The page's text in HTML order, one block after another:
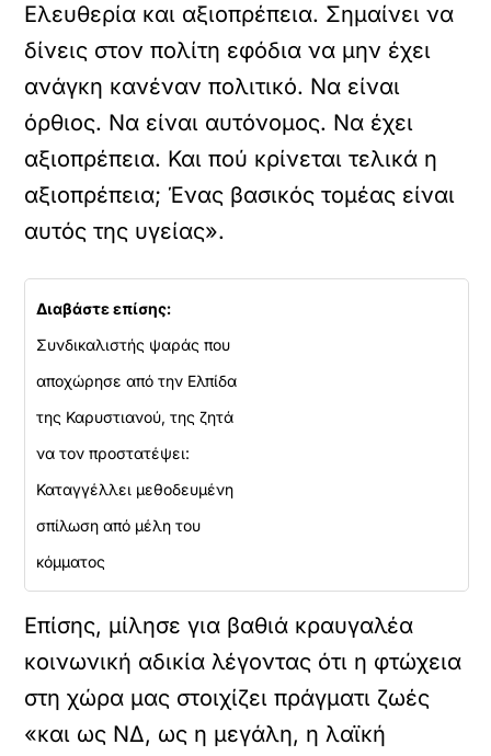
Ελευθερία και αξιοπρέπεια. Σημαίνει να
δίνεις στον πολίτη εφόδια να μην έχει
ανάγκη κανέναν πολιτικό. Να είναι
όρθιος. Να είναι αυτόνομος. Να έχει
αξιοπρέπεια. Και πού κρίνεται τελικά η
αξιοπρέπεια; Ένας βασικός τομέας είναι
αυτός της υγείας».
Διαβάστε επίσης:
Συνδικαλιστής ψαράς που
αποχώρησε από την Ελπίδα
της Καρυστιανού, της ζητά
να τον προστατέψει:
Καταγγέλλει μεθοδευμένη
σπίλωση από μέλη του
κόμματος
Επίσης, μίλησε για βαθιά κραυγαλέα
κοινωνική αδικία λέγοντας ότι η φτώχεια
στη χώρα μας στοιχίζει πράγματι ζωές
«και ως ΝΔ, ως η μεγάλη, η λαϊκή